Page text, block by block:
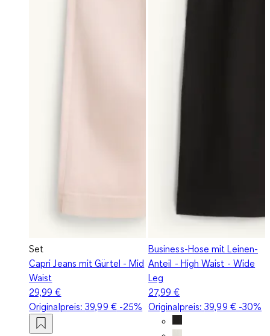
Set
Capri Jeans mit Gürtel - Mid
Waist
29,99 €
Originalpreis:39,99 €-25%
Business-Hose mit Leinen-
Anteil - High Waist - Wide
Leg
27,99 €
Originalpreis:39,99 €-30%